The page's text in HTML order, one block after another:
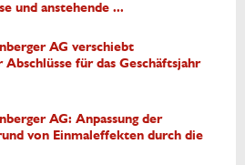
und anstehende ...
AG verschiebt
für das Geschäftsjahr
AG: Anpassung der
von Einmaleffekten durch die